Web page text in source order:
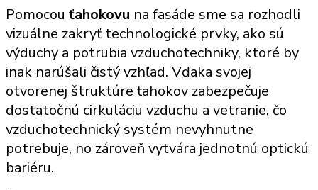
Pomocou ťahokovu na fasáde sme sa rozhodli
vizuálne zakryť technologické prvky, ako sú
výduchy a potrubia vzduchotechniky, ktoré by
inak narúšali čistý vzhľad. Vďaka svojej
otvorenej štruktúre ťahokov zabezpečuje
dostatočnú cirkuláciu vzduchu a vetranie, čo
vzduchotechnický systém nevyhnutne
potrebuje, no zároveň vytvára jednotnú optickú
bariéru.